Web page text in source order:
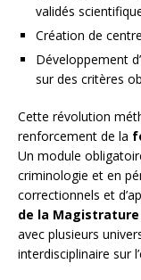
validés
Création de
Développement
sur des critères
Cette révolution
renforcement de la
Un module
criminologie et en
correctionnels et
de la Magistrature
avec plusieurs
interdisciplinaire sur